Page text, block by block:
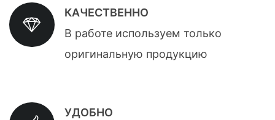
КАЧЕСТВЕННО
В работе используем только
оригинальную продукцию
УДОБНО